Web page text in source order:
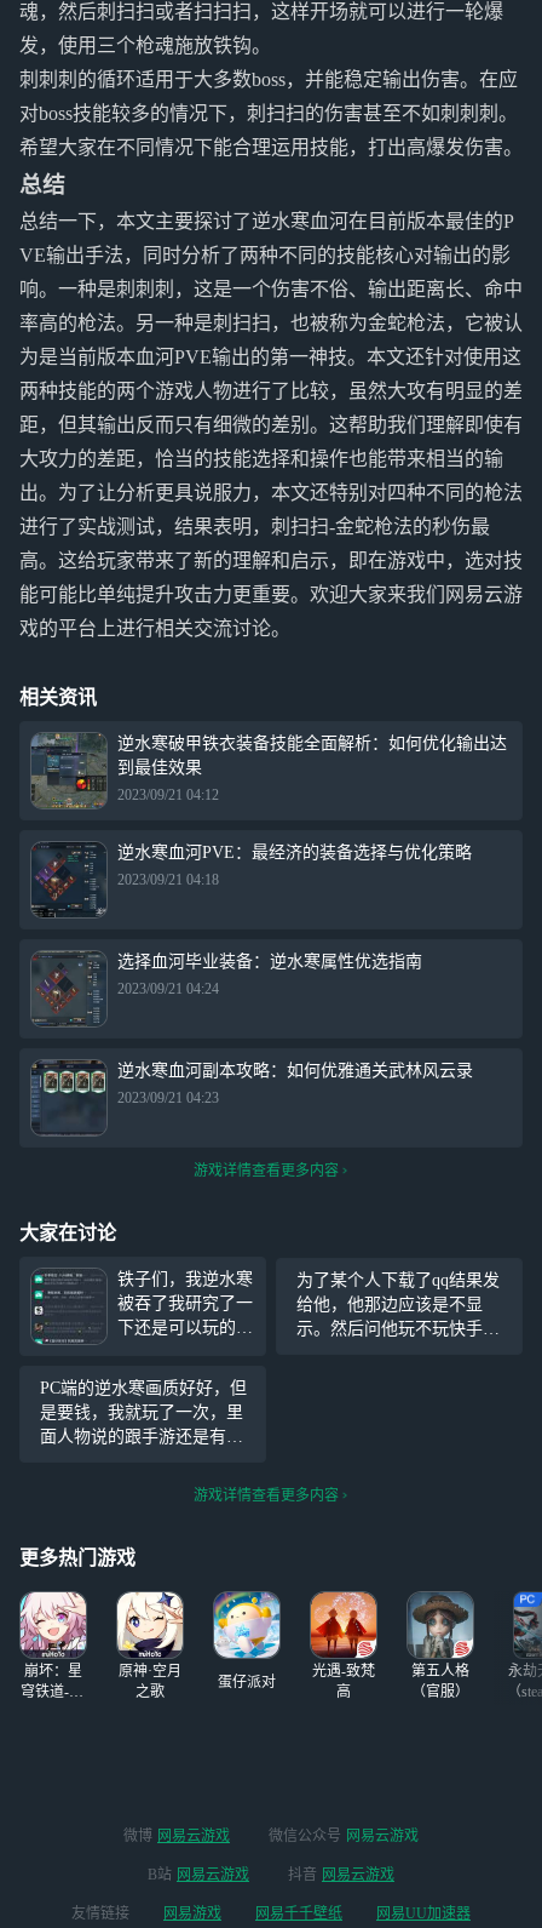
魂，然后刺扫扫或者扫扫扫，这样开场就可以进行一轮爆
发，使用三个枪魂施放铁钩。
刺刺刺的循环适用于大多数boss，并能稳定输出伤害。在应
对boss技能较多的情况下，刺扫扫的伤害甚至不如刺刺刺。
希望大家在不同情况下能合理运用技能，打出高爆发伤害。
总结
总结一下，本文主要探讨了逆水寒血河在目前版本最佳的P
VE输出手法，同时分析了两种不同的技能核心对输出的影
响。一种是刺刺刺，这是一个伤害不俗、输出距离长、命中
率高的枪法。另一种是刺扫扫，也被称为金蛇枪法，它被认
为是当前版本血河PVE输出的第一神技。本文还针对使用这
两种技能的两个游戏人物进行了比较，虽然大攻有明显的差
距，但其输出反而只有细微的差别。这帮助我们理解即使有
大攻力的差距，恰当的技能选择和操作也能带来相当的输
出。为了让分析更具说服力，本文还特别对四种不同的枪法
进行了实战测试，结果表明，刺扫扫-金蛇枪法的秒伤最
高。这给玩家带来了新的理解和启示，即在游戏中，选对技
能可能比单纯提升攻击力更重要。欢迎大家来我们网易云游
戏的平台上进行相关交流讨论。
相关资讯
逆水寒破甲铁衣装备技能全面解析：如何优化输出达
到最佳效果
2023/09/21 04:12
逆水寒血河PVE：最经济的装备选择与优化策略
2023/09/21 04:18
选择血河毕业装备：逆水寒属性优选指南
2023/09/21 04:24
逆水寒血河副本攻略：如何优雅通关武林风云录
2023/09/21 04:23
游戏详情查看更多内容
大家在讨论
铁子们，我逆水寒
被吞了我研究了一
下还是可以玩的光
找到那个就能玩，
渠道你也找到那个
官服然后点进去加
载一下然后你点一
它会出现一个活动
你不要直接退出然
后你就会
为了某个人下载了qq结果发
给他，他那边应该是不显
示。然后问他玩不玩快手，
PC端的逆水寒画质好好，但
是要钱，我就玩了一次，里
面人物说的跟手游还是有区
游戏详情查看更多内容
更多热门游戏
崩坏：星
穹铁道-4.4
原神·空月
之歌
蛋仔派对
光遇-致梵
高
第五人格
（官服）
永劫
（
微博 网易云游戏 微信公众号 网易云游戏
B站 网易云游戏 抖音 网易云游戏
友情链接 网易游戏 网易千千壁纸 网易UU加速器